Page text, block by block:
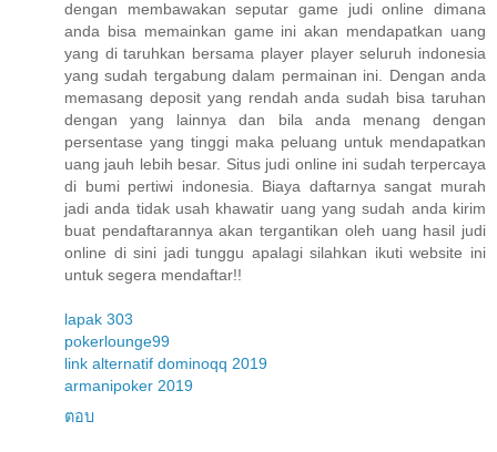
dengan membawakan seputar game judi online dimana
anda bisa memainkan game ini akan mendapatkan uang
yang di taruhkan bersama player player seluruh indonesia
yang sudah tergabung dalam permainan ini. Dengan anda
memasang deposit yang rendah anda sudah bisa taruhan
dengan yang lainnya dan bila anda menang dengan
persentase yang tinggi maka peluang untuk mendapatkan
uang jauh lebih besar. Situs judi online ini sudah terpercaya
di bumi pertiwi indonesia. Biaya daftarnya sangat murah
jadi anda tidak usah khawatir uang yang sudah anda kirim
buat pendaftarannya akan tergantikan oleh uang hasil judi
online di sini jadi tunggu apalagi silahkan ikuti website ini
untuk segera mendaftar!!
lapak 303
pokerlounge99
link alternatif dominoqq 2019
armanipoker 2019
ตอบ